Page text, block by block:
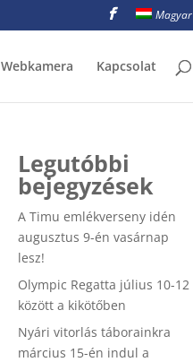
Magyar
Webkamera Kapcsolat
Legutóbbi
bejegyzések
A Timu emlékverseny idén
augusztus 9-én vasárnap
lesz!
Olympic Regatta július 10-12
között a kikötőben
Nyári vitorlás táborainkra
március 15-én indul a